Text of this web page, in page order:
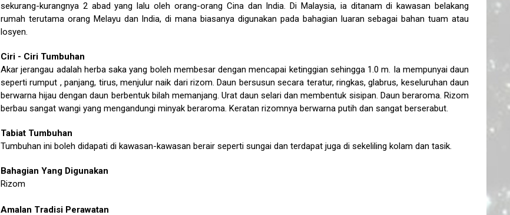
sekurang-kurangnya 2 abad yang lalu oleh orang-orang Cina dan India. Di Malaysia, ia ditanam di kawasan belakang
rumah terutama orang Melayu dan India, di mana biasanya digunakan pada bahagian luaran sebagai bahan tuam atau
losyen.
Ciri - Ciri Tumbuhan
Akar jerangau adalah herba saka yang boleh membesar dengan mencapai ketinggian sehingga 1.0 m. Ia mempunyai daun
seperti rumput , panjang, tirus, menjulur naik dari rizom. Daun bersusun secara teratur, ringkas, glabrus, keseluruhan daun
berwarna hijau dengan daun berbentuk bilah memanjang. Urat daun selari dan membentuk sisipan. Daun beraroma. Rizom
berbau sangat wangi yang mengandungi minyak beraroma. Keratan rizomnya berwarna putih dan sangat berserabut.
Tabiat Tumbuhan
Tumbuhan ini boleh didapati di kawasan-kawasan berair seperti sungai dan terdapat juga di sekeliling kolam dan tasik.
Bahagian Yang Digunakan
Rizom
Amalan Tradisi Perawatan